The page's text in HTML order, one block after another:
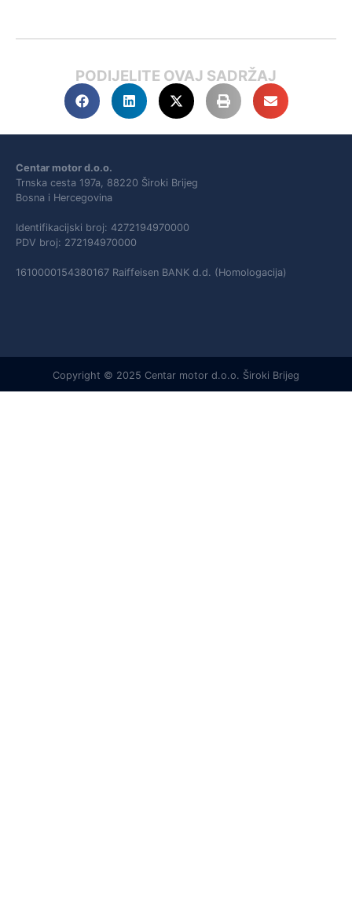
PODIJELITE OVAJ SADRŽAJ
Centar motor d.o.o.
Trnska cesta 197a, 88220 Široki Brijeg
Bosna i Hercegovina
Identifikacijski broj: 4272194970000
PDV broj: 272194970000
1610000154380167 Raiffeisen BANK d.d. (Homologacija)
Copyright © 2025 Centar motor d.o.o. Široki Brijeg